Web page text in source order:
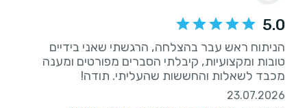
5.0
הניתוח ראש עבר בהצלחה, הרגשתי שאני בידיים
טובות ומקצועיות, קיבלתי הסברים מפורטים ומענה
מכבד לשאלות והחששות שהעליתי. תודה!
23.07.2026